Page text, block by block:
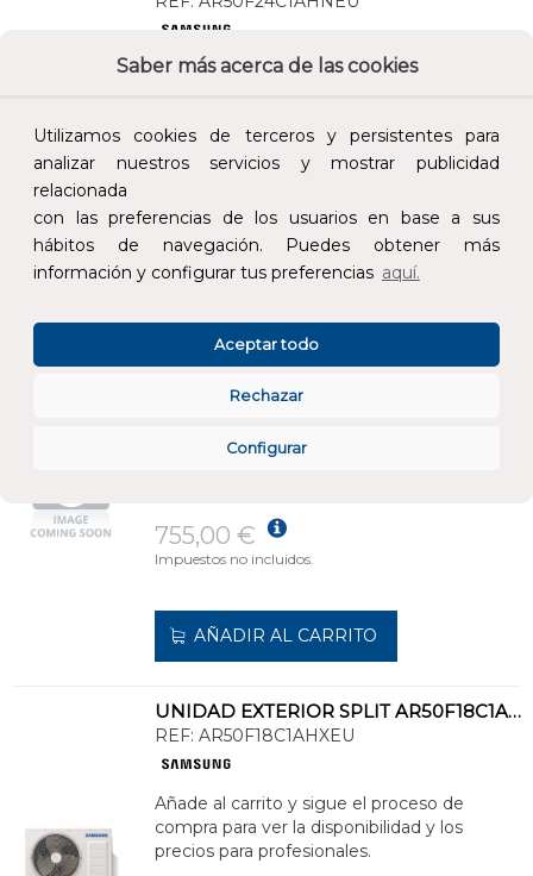
Saber más acerca de las cookies
Utilizamos cookies de terceros y persistentes para
analizar nuestros servicios y mostrar publicidad
relacionada
con las preferencias de los usuarios en base a sus
hábitos de navegación. Puedes obtener más
información y configurar tus preferencias aquí.
Configurar
Rechazar
Aceptar todo
Añade al carrito y sigue el proceso de
770,00 €
AÑADIR AL CARRITO
REF:AR60F12C1AWXEU
compra para ver la disponibilidad y los
755,00 €
Impuestos no incluidos.
AÑADIR AL CARRITO
UNIDAD EXTERIOR SPLIT AR50F18C1AHXEU CEBU S2 FRÍO 5kW Y CALOR 6kW
REF: AR50F18C1AHXEU
Añade al carrito y sigue el proceso de
compra para ver la disponibilidad y los
precios para profesionales.